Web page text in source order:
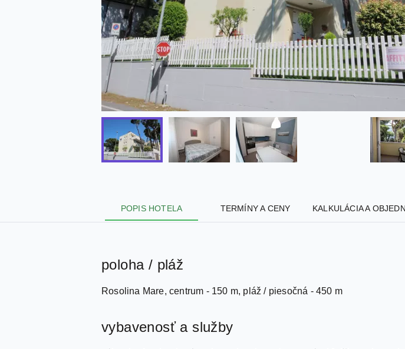
POPIS HOTELA TERMÍNY A CENY KALKULÁCIA A
poloha / pláž
Rosolina Mare, centrum - 150 m, pláž / piesočná - 450 m
vybavenosť a služby